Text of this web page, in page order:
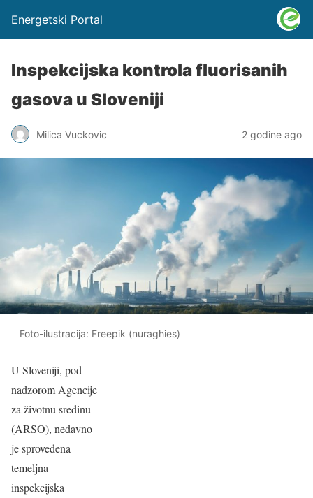
Energetski Portal
Inspekcijska kontrola fluorisanih
gasova u Sloveniji
Milica Vuckovic 2 godine ago
Foto-ilustracija: Freepik (nuraghies)
U Sloveniji, pod
nadzorom Agencije
za životnu sredinu
(ARSO), nedavno
je sprovedena
temeljna
inspekcijska